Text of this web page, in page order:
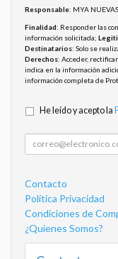
Responsable: MYA NUEVAS
Finalidad: Responder las
información solicitada;
Destinatarios: Solo se
Derechos: Acceder,
indica en la información
información completa de
He leído y acepto la
Contacto
Política Privacidad
Condiciones de
¿Quienes Somos?